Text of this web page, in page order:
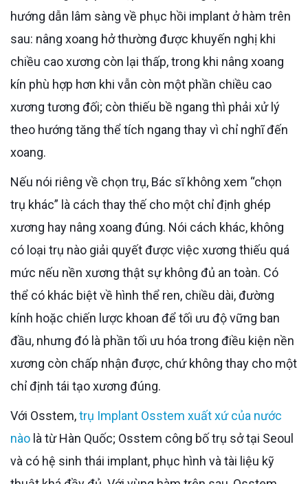
hướng dẫn lâm sàng về phục hồi implant ở hàm trên
sau: nâng xoang hở thường được khuyến nghị khi
chiều cao xương còn lại thấp, trong khi nâng xoang
kín phù hợp hơn khi vẫn còn một phần chiều cao
xương tương đối; còn thiếu bề ngang thì phải xử lý
theo hướng tăng thể tích ngang thay vì chỉ nghĩ đến
xoang.
Nếu nói riêng về chọn trụ, Bác sĩ không xem “chọn
trụ khác” là cách thay thế cho một chỉ định ghép
xương hay nâng xoang đúng. Nói cách khác, không
có loại trụ nào giải quyết được việc xương thiếu quá
mức nếu nền xương thật sự không đủ an toàn. Có
thể có khác biệt về hình thể ren, chiều dài, đường
kính hoặc chiến lược khoan để tối ưu độ vững ban
đầu, nhưng đó là phần tối ưu hóa trong điều kiện nền
xương còn chấp nhận được, chứ không thay cho một
chỉ định tái tạo xương đúng.
Với Osstem,trụ Implant Osstem xuất xứ của nước
nào là từ Hàn Quốc; Osstem công bố trụ sở tại Seoul
và có hệ sinh thái implant, phục hình và tài liệu kỹ